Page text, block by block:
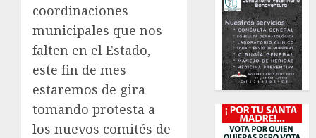
coordinaciones
municipales que nos
falten en el Estado,
este fin de mes
estaremos de gira
tomando protesta a
los nuevos comités de